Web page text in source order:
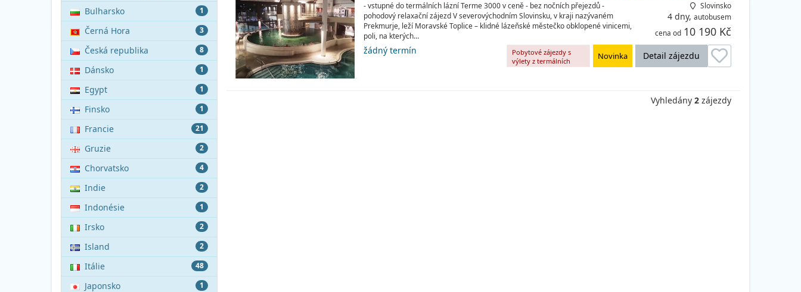
1
Bulharsko
3
Černá Hora
8
Česká republika
1
Dánsko
1
Egypt
1
Finsko
21
Francie
2
Gruzie
4
Chorvatsko
2
Indie
1
Indonésie
2
Irsko
2
Island
48
Itálie
1
Japonsko
- vstupné do termálních lázní Terme 3000 v ceně - bez nočních přejezdů -
pohodový relaxační zájezd V severovýchodním Slovinsku, v kraji nazývaném
Prekmurje, leží Moravské Toplice – klidné lázeňské městečko obklopené vinicemi,
poli, na kterých…
Slovinsko
4 dny, autobusem
cena od 10 190 Kč
Detail zájezdu
Novinka
Pobytové zájezdy s
výlety z termálních
žádný termín
Vyhledány 2 zájezdy